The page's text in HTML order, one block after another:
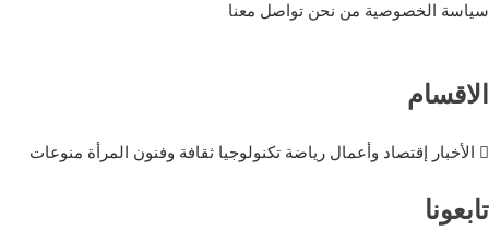
سياسة الخصوصية من نحن تواصل معنا
الاقسام
الأخبار إقتصاد وأعمال رياضة تكنولوجيا ثقافة وفنون المرأة منوعات
تابعونا